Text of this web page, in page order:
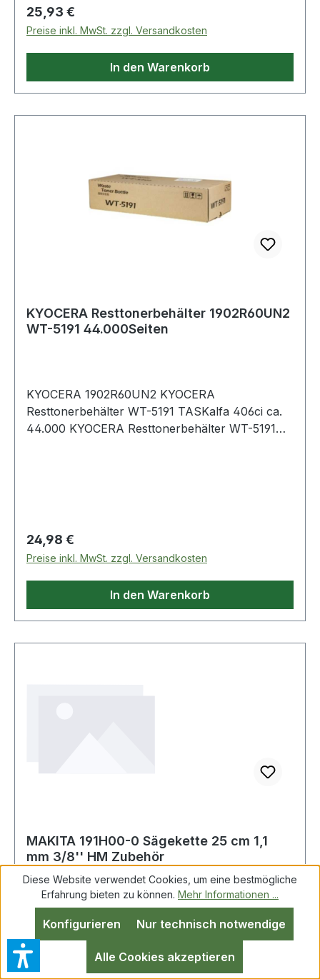
Regulärer Preis:
25,93 €
Preise inkl. MwSt. zzgl. Versandkosten
In den Warenkorb
KYOCERA Resttonerbehälter 1902R60UN2
WT-5191 44.000Seiten
KYOCERA 1902R60UN2 KYOCERA
Resttonerbehälter WT-5191 TASKalfa 406ci ca.
44.000 KYOCERA Resttonerbehälter WT-5191
Regulärer Preis:
24,98 €
Preise inkl. MwSt. zzgl. Versandkosten
In den Warenkorb
MAKITA 191H00-0 Sägekette 25 cm 1,1
mm 3/8'' HM Zubehör
Makita 191H00-0 S�gekette 25 cm 1,1 mm 3/8
HM Zubeh�r
Diese Website verwendet Cookies, um eine bestmögliche
Erfahrung bieten zu können. Mehr Informationen ...
Nur technisch notwendige
Konfigurieren
Alle Cookies akzeptieren